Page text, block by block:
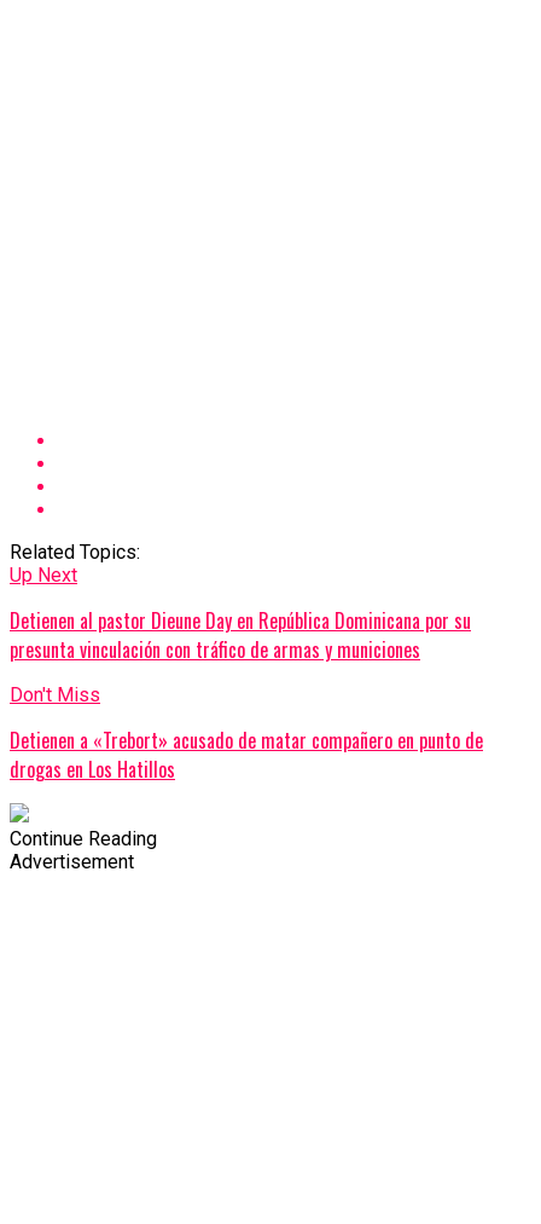
Related Topics:
Up Next
Detienen al pastor Dieune Day en República Dominicana por su
presunta vinculación con tráfico de armas y municiones
Don't Miss
Detienen a «Trebort» acusado de matar compañero en punto de
drogas en Los Hatillos
Continue Reading
Advertisement